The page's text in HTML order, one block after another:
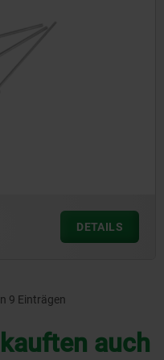
DETAILS
9 Einträgen
auch